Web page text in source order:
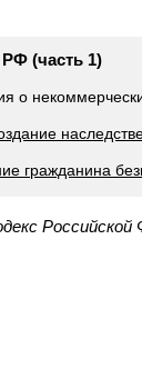
РФ (часть 1)
о
гражданина